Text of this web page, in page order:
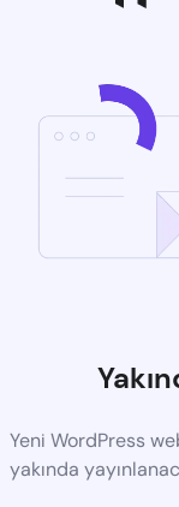
Yeni WordPress
yakında